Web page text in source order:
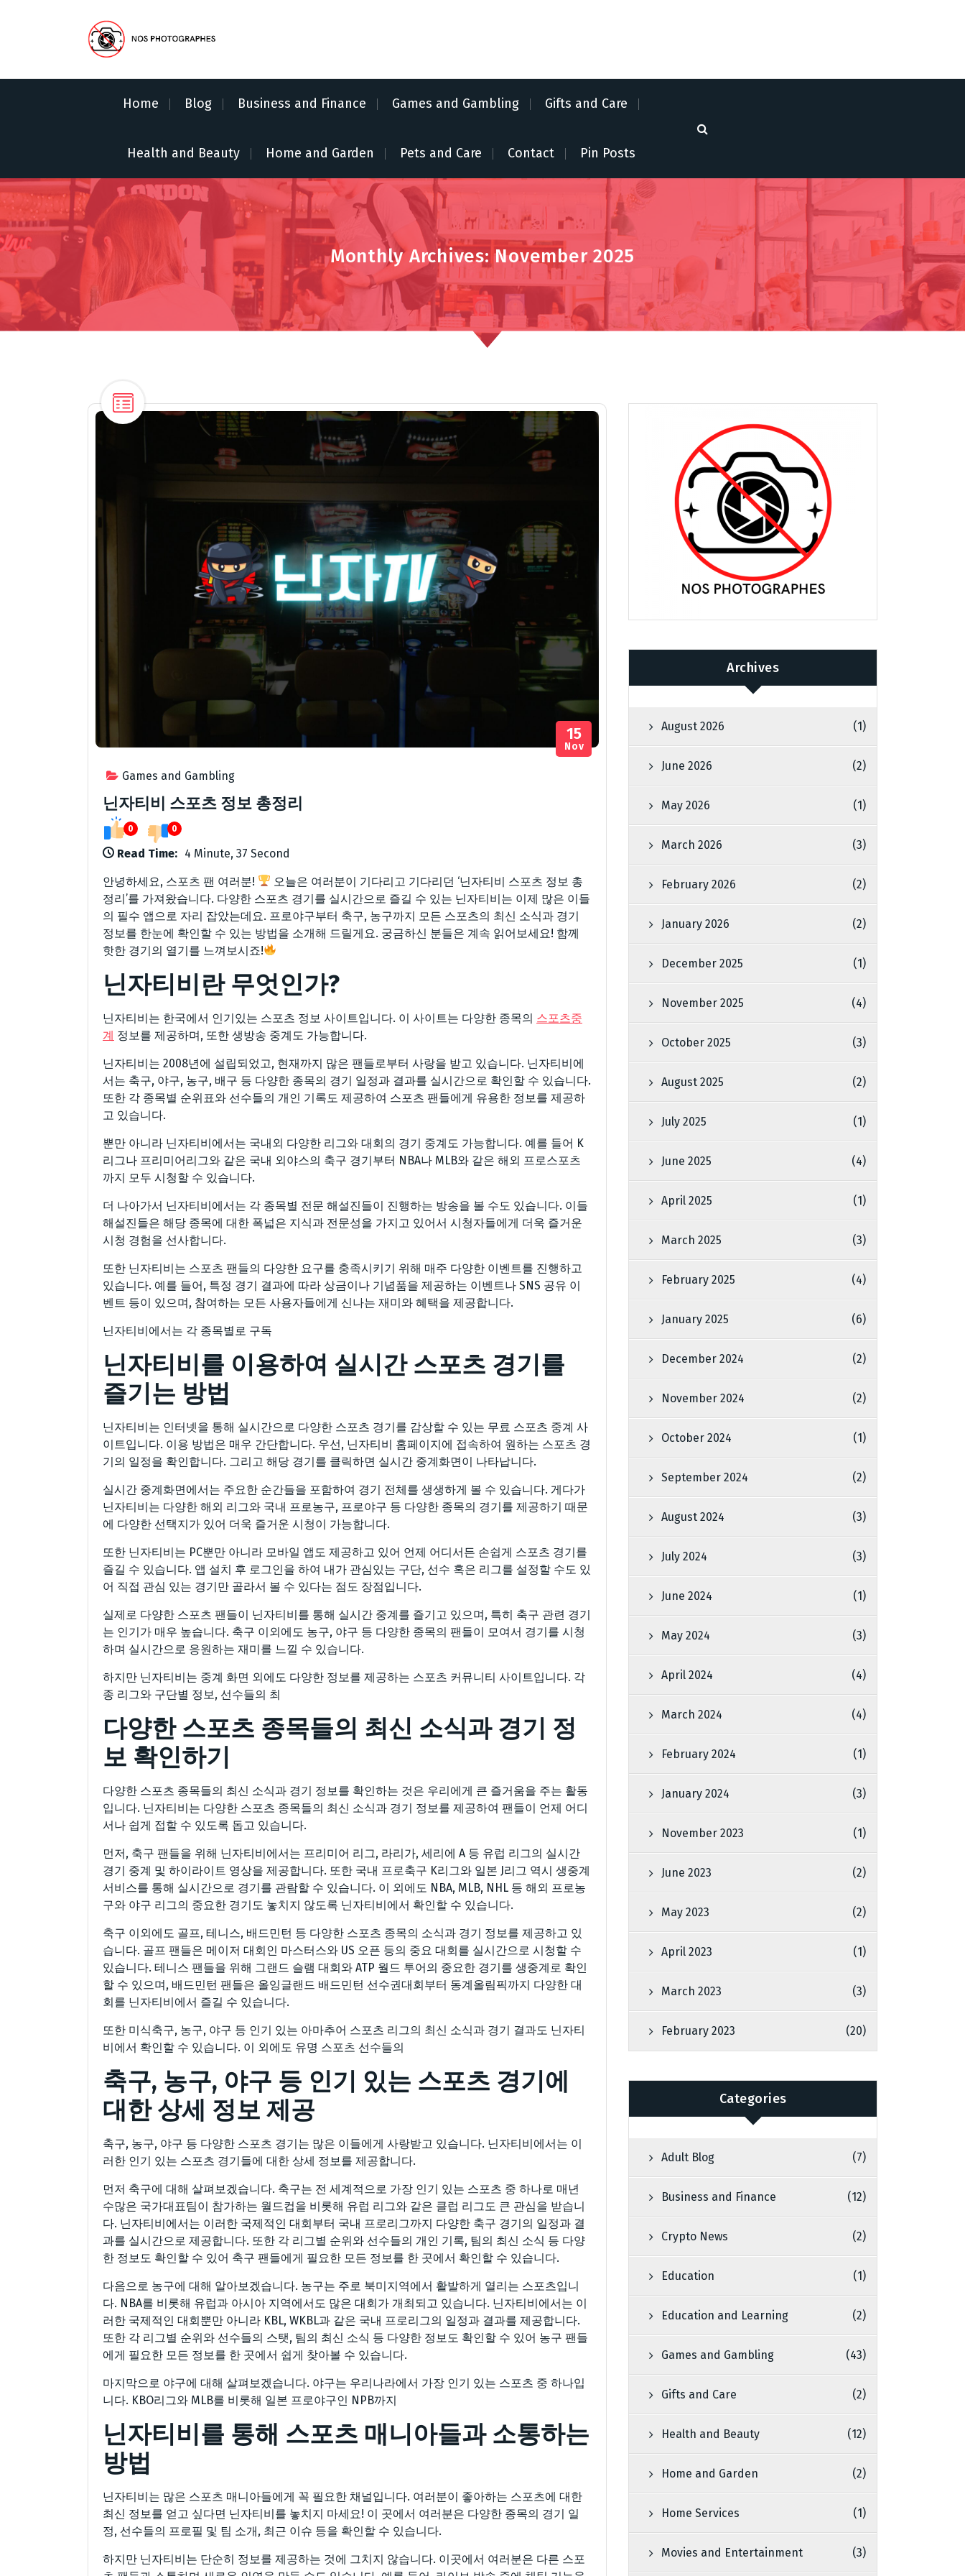
t
e
n
Home Blog Business and Finance Games and Gambling Gifts and Care
Health and Beauty Home and Garden Pets and Care Contact Pin Posts
Monthly Archives: November 2025
Games and Gambling
15
Nov
닌자티비 스포츠 정보 총정리
0 0
Read Time: 4 Minute, 37 Second
안녕하세요, 스포츠 팬 여러분!
오늘은 여러분이 기다리고 기다리던 ‘닌자티비 스포츠 정보 총
정리’를 가져왔습니다. 다양한 스포츠 경기를 실시간으로 즐길 수 있는 닌자티비는 이제 많은 이들
의 필수 앱으로 자리 잡았는데요. 프로야구부터 축구, 농구까지 모든 스포츠의 최신 소식과 경기
정보를 한눈에 확인할 수 있는 방법을 소개해 드릴게요. 궁금하신 분들은 계속 읽어보세요! 함께
핫한 경기의 열기를 느껴보시죠!
닌자티비란 무엇인가?
닌자티비는 한국에서 인기있는 스포츠 정보 사이트입니다. 이 사이트는 다양한 종목의 스포츠중
계 정보를 제공하며, 또한 생방송 중계도 가능합니다.
닌자티비는 2008년에 설립되었고, 현재까지 많은 팬들로부터 사랑을 받고 있습니다. 닌자티비에
서는 축구, 야구, 농구, 배구 등 다양한 종목의 경기 일정과 결과를 실시간으로 확인할 수 있습니다.
또한 각 종목별 순위표와 선수들의 개인 기록도 제공하여 스포츠 팬들에게 유용한 정보를 제공하
고 있습니다.
뿐만 아니라 닌자티비에서는 국내외 다양한 리그와 대회의 경기 중계도 가능합니다. 예를 들어 K
리그나 프리미어리그와 같은 국내 외야스의 축구 경기부터 NBA나 MLB와 같은 해외 프로스포츠
까지 모두 시청할 수 있습니다.
더 나아가서 닌자티비에서는 각 종목별 전문 해설진들이 진행하는 방송을 볼 수도 있습니다. 이들
해설진들은 해당 종목에 대한 폭넓은 지식과 전문성을 가지고 있어서 시청자들에게 더욱 즐거운
시청 경험을 선사합니다.
또한 닌자티비는 스포츠 팬들의 다양한 요구를 충족시키기 위해 매주 다양한 이벤트를 진행하고
있습니다. 예를 들어, 특정 경기 결과에 따라 상금이나 기념품을 제공하는 이벤트나 SNS 공유 이
벤트 등이 있으며, 참여하는 모든 사용자들에게 신나는 재미와 혜택을 제공합니다.
닌자티비에서는 각 종목별로 구독
닌자티비를 이용하여 실시간 스포츠 경기를
즐기는 방법
닌자티비는 인터넷을 통해 실시간으로 다양한 스포츠 경기를 감상할 수 있는 무료 스포츠 중계 사
이트입니다. 이용 방법은 매우 간단합니다. 우선, 닌자티비 홈페이지에 접속하여 원하는 스포츠 경
기의 일정을 확인합니다. 그리고 해당 경기를 클릭하면 실시간 중계화면이 나타납니다.
실시간 중계화면에서는 주요한 순간들을 포함하여 경기 전체를 생생하게 볼 수 있습니다. 게다가
닌자티비는 다양한 해외 리그와 국내 프로농구, 프로야구 등 다양한 종목의 경기를 제공하기 때문
에 다양한 선택지가 있어 더욱 즐거운 시청이 가능합니다.
또한 닌자티비는 PC뿐만 아니라 모바일 앱도 제공하고 있어 언제 어디서든 손쉽게 스포츠 경기를
즐길 수 있습니다. 앱 설치 후 로그인을 하여 내가 관심있는 구단, 선수 혹은 리그를 설정할 수도 있
어 직접 관심 있는 경기만 골라서 볼 수 있다는 점도 장점입니다.
실제로 다양한 스포츠 팬들이 닌자티비를 통해 실시간 중계를 즐기고 있으며, 특히 축구 관련 경기
는 인기가 매우 높습니다. 축구 이외에도 농구, 야구 등 다양한 종목의 팬들이 모여서 경기를 시청
하며 실시간으로 응원하는 재미를 느낄 수 있습니다.
하지만 닌자티비는 중계 화면 외에도 다양한 정보를 제공하는 스포츠 커뮤니티 사이트입니다. 각
종 리그와 구단별 정보, 선수들의 최
다양한 스포츠 종목들의 최신 소식과 경기 정
보 확인하기
다양한 스포츠 종목들의 최신 소식과 경기 정보를 확인하는 것은 우리에게 큰 즐거움을 주는 활동
입니다. 닌자티비는 다양한 스포츠 종목들의 최신 소식과 경기 정보를 제공하여 팬들이 언제 어디
서나 쉽게 접할 수 있도록 돕고 있습니다.
먼저, 축구 팬들을 위해 닌자티비에서는 프리미어 리그, 라리가, 세리에 A 등 유럽 리그의 실시간
경기 중계 및 하이라이트 영상을 제공합니다. 또한 국내 프로축구 K리그와 일본 J리그 역시 생중계
서비스를 통해 실시간으로 경기를 관람할 수 있습니다. 이 외에도 NBA, MLB, NHL 등 해외 프로농
구와 야구 리그의 중요한 경기도 놓치지 않도록 닌자티비에서 확인할 수 있습니다.
축구 이외에도 골프, 테니스, 배드민턴 등 다양한 스포츠 종목의 소식과 경기 정보를 제공하고 있
습니다. 골프 팬들은 메이저 대회인 마스터스와 US 오픈 등의 중요 대회를 실시간으로 시청할 수
있습니다. 테니스 팬들을 위해 그랜드 슬램 대회와 ATP 월드 투어의 중요한 경기를 생중계로 확인
할 수 있으며, 배드민턴 팬들은 올잉글랜드 배드민턴 선수권대회부터 동계올림픽까지 다양한 대
회를 닌자티비에서 즐길 수 있습니다.
또한 미식축구, 농구, 야구 등 인기 있는 아마추어 스포츠 리그의 최신 소식과 경기 결과도 닌자티
비에서 확인할 수 있습니다. 이 외에도 유명 스포츠 선수들의
축구, 농구, 야구 등 인기 있는 스포츠 경기에
대한 상세 정보 제공
축구, 농구, 야구 등 다양한 스포츠 경기는 많은 이들에게 사랑받고 있습니다. 닌자티비에서는 이
러한 인기 있는 스포츠 경기들에 대한 상세 정보를 제공합니다.
먼저 축구에 대해 살펴보겠습니다. 축구는 전 세계적으로 가장 인기 있는 스포츠 중 하나로 매년
수많은 국가대표팀이 참가하는 월드컵을 비롯해 유럽 리그와 같은 클럽 리그도 큰 관심을 받습니
다. 닌자티비에서는 이러한 국제적인 대회부터 국내 프로리그까지 다양한 축구 경기의 일정과 결
과를 실시간으로 제공합니다. 또한 각 리그별 순위와 선수들의 개인 기록, 팀의 최신 소식 등 다양
한 정보도 확인할 수 있어 축구 팬들에게 필요한 모든 정보를 한 곳에서 확인할 수 있습니다.
다음으로 농구에 대해 알아보겠습니다. 농구는 주로 북미지역에서 활발하게 열리는 스포츠입니
다. NBA를 비롯해 유럽과 아시아 지역에서도 많은 대회가 개최되고 있습니다. 닌자티비에서는 이
러한 국제적인 대회뿐만 아니라 KBL, WKBL과 같은 국내 프로리그의 일정과 결과를 제공합니다.
또한 각 리그별 순위와 선수들의 스탯, 팀의 최신 소식 등 다양한 정보도 확인할 수 있어 농구 팬들
에게 필요한 모든 정보를 한 곳에서 쉽게 찾아볼 수 있습니다.
마지막으로 야구에 대해 살펴보겠습니다. 야구는 우리나라에서 가장 인기 있는 스포츠 중 하나입
니다. KBO리그와 MLB를 비롯해 일본 프로야구인 NPB까지
닌자티비를 통해 스포츠 매니아들과 소통하는
방법
닌자티비는 많은 스포츠 매니아들에게 꼭 필요한 채널입니다. 여러분이 좋아하는 스포츠에 대한
최신 정보를 얻고 싶다면 닌자티비를 놓치지 마세요! 이 곳에서 여러분은 다양한 종목의 경기 일
정, 선수들의 프로필 및 팀 소개, 최근 이슈 등을 확인할 수 있습니다.
하지만 닌자티비는 단순히 정보를 제공하는 것에 그치지 않습니다. 이곳에서 여러분은 다른 스포
Archives
August 2026 (1)
June 2026 (2)
May 2026 (1)
March 2026 (3)
February 2026 (2)
January 2026 (2)
December 2025 (1)
November 2025 (4)
October 2025 (3)
August 2025 (2)
July 2025 (1)
June 2025 (4)
April 2025 (1)
March 2025 (3)
February 2025 (4)
January 2025 (6)
December 2024 (2)
November 2024 (2)
October 2024 (1)
September 2024 (2)
August 2024 (3)
July 2024 (3)
June 2024 (1)
May 2024 (3)
April 2024 (4)
March 2024 (4)
February 2024 (1)
January 2024 (3)
November 2023 (1)
June 2023 (2)
May 2023 (2)
April 2023 (1)
March 2023 (3)
February 2023 (20)
Categories
Adult Blog (7)
Business and Finance (12)
Crypto News (2)
Education (1)
Education and Learning (2)
Games and Gambling (43)
Gifts and Care (2)
Health and Beauty (12)
Home and Garden (2)
Home Services (1)
Movies and Entertainment (3)